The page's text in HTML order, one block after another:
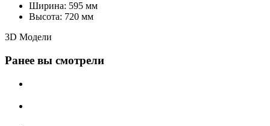
Ширина: 595 мм
Высота: 720 мм
3D Модели
Ранее вы смотрели